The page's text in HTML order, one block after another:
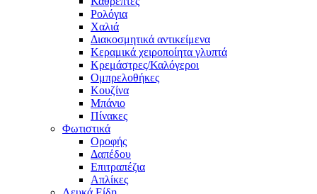
Ρολόγια
Χαλιά
Διακοσμητικά αντικείμενα
Κεραμικά χειροποίητα γλυπτά
Κρεμάστρες/Καλόγεροι
Ομπρελοθήκες
Κουζίνα
Μπάνιο
Πίνακες
Φωτιστικά
Οροφής
Δαπέδου
Επιτραπέζια
Απλίκες